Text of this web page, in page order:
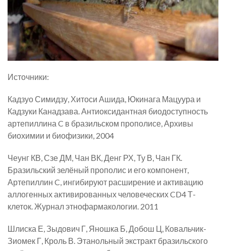
Источники:
Кадзуо Симидзу, Хитоси Ашида, Юкинага Мацуура и
Кадзуки Канадзава. Антиоксидантная биодоступность
артепиллина C в бразильском прополисе, Архивы
биохимии и биофизики, 2004
Чеунг КВ, Сзе ДМ, Чан ВК, Денг РХ, Ту В, Чан ГК.
Бразильский зелёный прополис и его компонент,
Артепиллин C, ингибируют расширение и активацию
аллогенных активированных человеческих CD4 Т-
клеток. Журнал этнофармакологии. 2011
Шлиска Е, Зыдович Г, Яношка Б, Добош Ц, Ковальчик-
Зиомек Г, Кроль В. Этанольный экстракт бразильского